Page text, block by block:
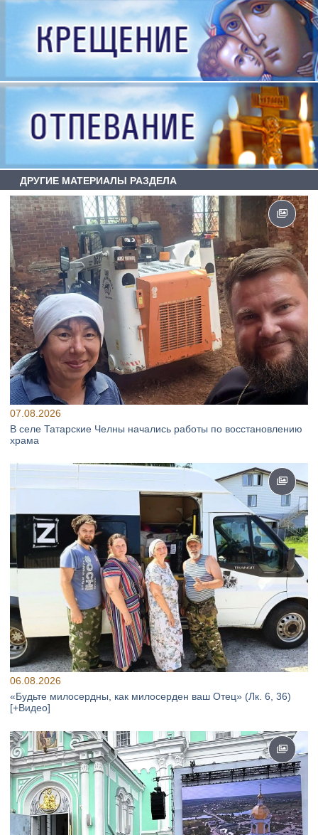
ДРУГИЕ МАТЕРИАЛЫ РАЗДЕЛА
07.08.2026
В селе Татарские Челны начались работы по восстановлению
храма
06.08.2026
«Будьте милосердны, как милосерден ваш Отец» (Лк. 6, 36)
[+Видео]